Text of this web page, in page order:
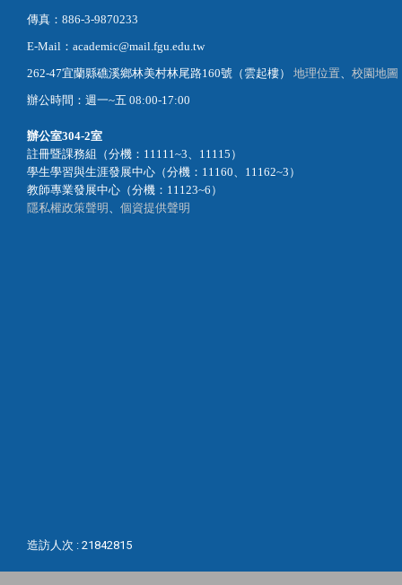
傳真：886-3-9870233
E-Mail：academic@mail.fgu.edu.tw
262-47宜蘭縣礁溪鄉林美村林尾路160號（雲起樓） 地理位置
校園地圖
辦公時間：週一~五 08:00-17:00
辦公室304-2室
註冊暨課務組（分機：11111~3、11115）
學生學習與生涯發展中心（分機：11160、11162~3）
教師專業發展中心（分機：11123~6）
隱私權政策聲明
個資提供聲明
造訪人次 : 21842815